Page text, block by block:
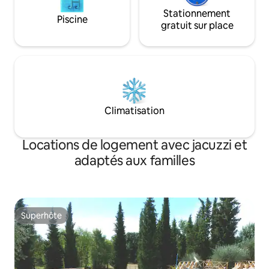
Piscine
Stationnement
gratuit sur place
Climatisation
Locations de logement avec jacuzzi et
adaptés aux familles
Superhôte
Superhôte